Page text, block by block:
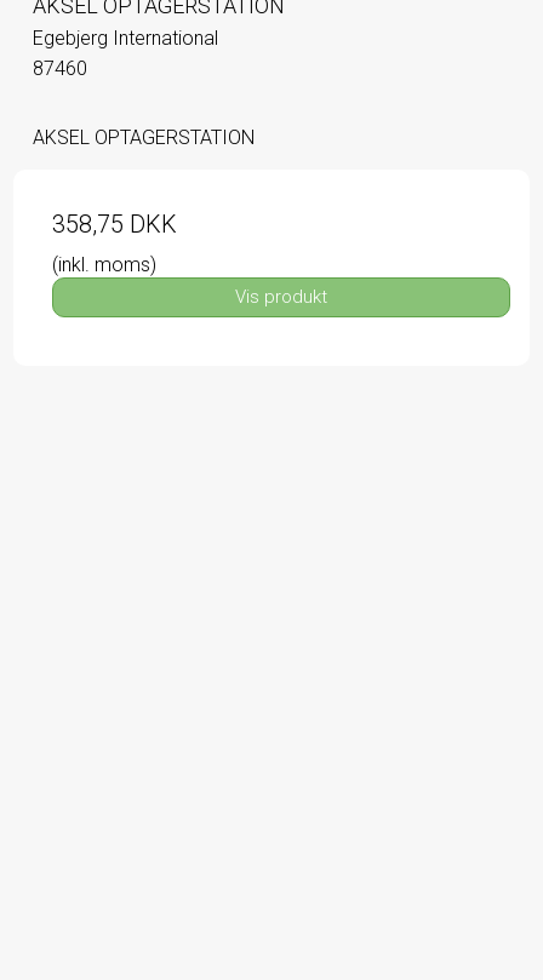
AKSEL OPTAGERSTATION
Egebjerg International
87460
AKSEL OPTAGERSTATION
358,75 DKK
(inkl. moms)
Vis produkt